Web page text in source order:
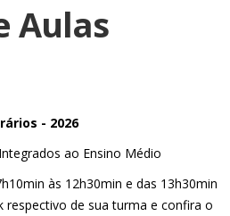
Aulas
- 2026
ao Ensino Médio
às 12h30min e das 13h30min
respectivo de sua turma e confira o